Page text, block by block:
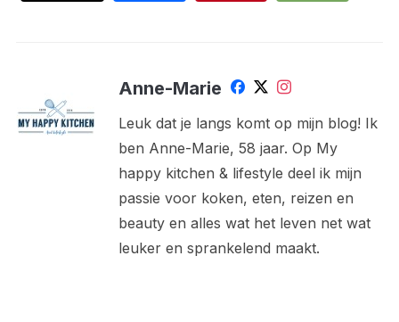
Anne-Marie
Leuk dat je langs komt op mijn blog! Ik
ben Anne-Marie, 58 jaar. Op My
happy kitchen & lifestyle deel ik mijn
passie voor koken, eten, reizen en
beauty en alles wat het leven net wat
leuker en sprankelend maakt.